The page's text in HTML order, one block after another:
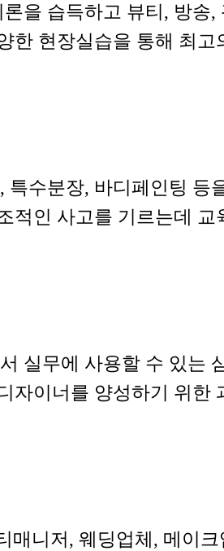
을 습득하고 뷰티, 방송,
한 현장실습을 통해 최고
수분장, 바디페인팅 등
적인 사고를 기르는데 교
실무에 사용할 수 있는
자이너를 양성하기 위한
니저, 웨딩업체, 메이